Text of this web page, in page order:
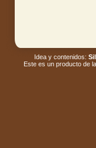
Idea y contenidos:
Este es un producto de la